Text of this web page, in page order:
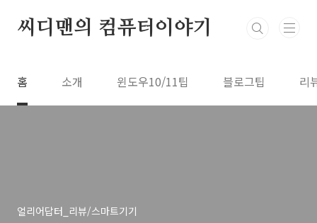
씨디맨의 컴퓨터이야기
홈 소개 윈도우10/11팁 블로그팁 리
얼리어답터_리뷰/스마트기기